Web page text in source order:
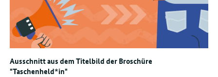
Ausschnitt aus dem Titelbild der Broschüre
"Taschenheld*in"